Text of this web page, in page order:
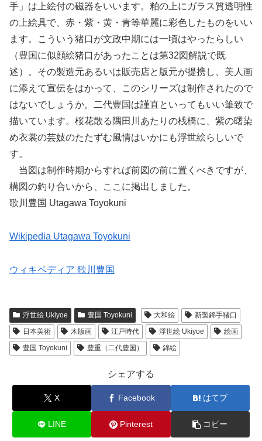
手」は上絵付の磁器をいいます。粕の上にガラス質透明性
の上絵具で、赤・紫・黄・青等華麗に彩色したものをいい
ます。こういう猪口が文政中期には一頃はやったらしい
（豊国に似顔絵猪口があったことは第32図解説で既
述）。その製造元あるいは販売店と版元が提携し、美人画
に添えて宣伝をはかって、このシリーズは制作されたので
はないでしょうか。二代豊国は謹直といってもいい筆致で
描いています。桜花散る隅田川あたりの桟橋に、紫の曙染
め衣裳の芸妓のたたずむ風情はいかにも浮世絵らしいで
す。
当図は制作時期からすれば前図の前に置くべきですが、
構図の釣り合いから、ここに掲出しました。
歌川豊国 Utagawa Toyokuni
Wikipedia Utagawa Toyokuni
ウィキペディア 歌川豊国
浮世絵 Ukiyoe 豊国 Toyokuni 大和絵
新製錦手猪口
日本美術
木版画 江戸時代 浮世絵 Ukiyoe
絵画
豊国 Toyokuni
豊重（二代豊国） 錦絵
シェアする
X Facebook はてブ
LINE Pinterest コピー